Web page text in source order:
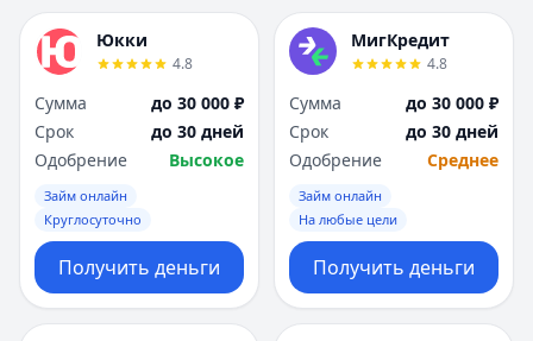
Юкки
4.8
Сумма
до 30 000 ₽
Срок
до 30 дней
Одобрение
Высокое
Займ онлайн
Круглосуточно
Получить деньги
МигКредит
4.8
Сумма
до 30 000 ₽
Срок
до 30 дней
Одобрение
Среднее
Займ онлайн
На любые цели
Получить деньги